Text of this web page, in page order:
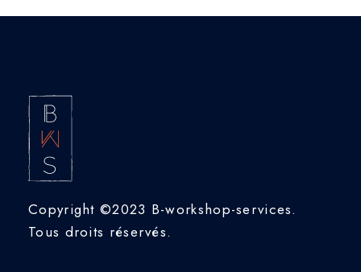
Copyright ©2023 B-workshop-services.
Tous droits réservés.